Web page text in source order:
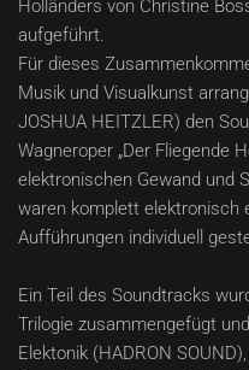
Holländers von Christine
aufgeführt.
Für dieses
Musik und Visualkunst
JOSHUA HEITZLER) den
Wagneroper „Der Fliegende
elektronischen Gewand und
waren komplett elektronisch
Aufführungen individuell
Ein Teil des Soundtracks
Trilogie zusammengefügt
Elektonik (HADRON